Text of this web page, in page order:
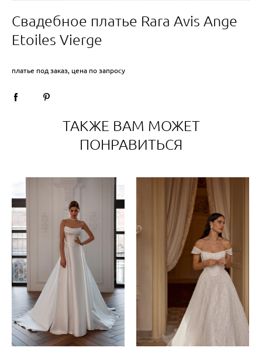
Свадебное платье Rara Avis Ange
Etoiles Vierge
платье под заказ, цена по запросу
ТАКЖЕ ВАМ МОЖЕТ
ПОНРАВИТЬСЯ